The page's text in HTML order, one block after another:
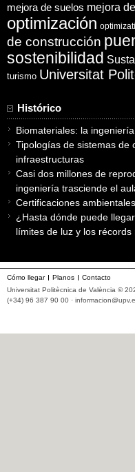
mejora de suelos mejora
optimización
de construcción
sostenibilidad
turismo Universitat
Histórico
Biomateriales: la
Tipologías de sistemas de
infraestructuras
Casi dos millones de
ingeniería trasciende el
Certificaciones
¿Hasta dónde puede
límites de luz y los récords
Cómo llegar Planos
Contacto
Universitat Politècnica de València ©
(+34) 96 387 90 00 ·